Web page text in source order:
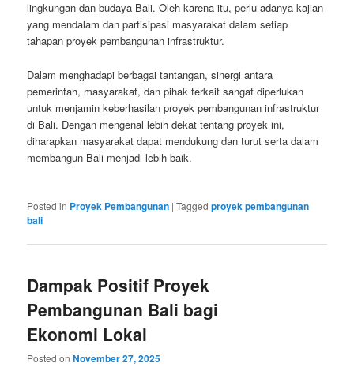
lingkungan dan budaya Bali. Oleh karena itu, perlu adanya kajian
yang mendalam dan partisipasi masyarakat dalam setiap
tahapan proyek pembangunan infrastruktur.
Dalam menghadapi berbagai tantangan, sinergi antara
pemerintah, masyarakat, dan pihak terkait sangat diperlukan
untuk menjamin keberhasilan proyek pembangunan infrastruktur
di Bali. Dengan mengenal lebih dekat tentang proyek ini,
diharapkan masyarakat dapat mendukung dan turut serta dalam
membangun Bali menjadi lebih baik.
Posted in Proyek Pembangunan |Tagged proyek pembangunan
bali
Dampak Positif Proyek
Pembangunan Bali bagi
Ekonomi Lokal
Posted onNovember 27, 2025